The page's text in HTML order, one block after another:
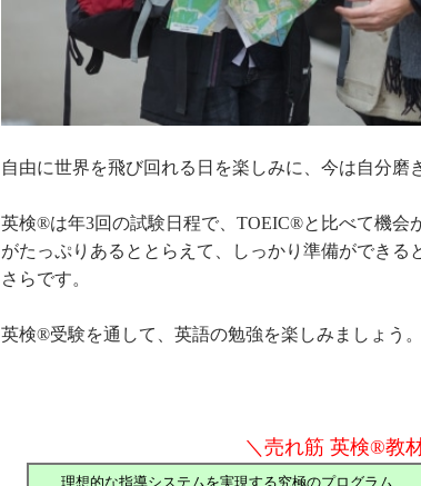
自由に世界を飛び回れる日を楽しみに、今は自分磨
英検®は年3回の試験日程で、TOEIC®と比べて機会
がたっぷりあるととらえて、しっかり準備ができ
さらです。
英検®受験を通して、英語の勉強を楽しみましょう。
＼売れ筋 英検®教
理想的な指導システムを実現する究極のプログラム